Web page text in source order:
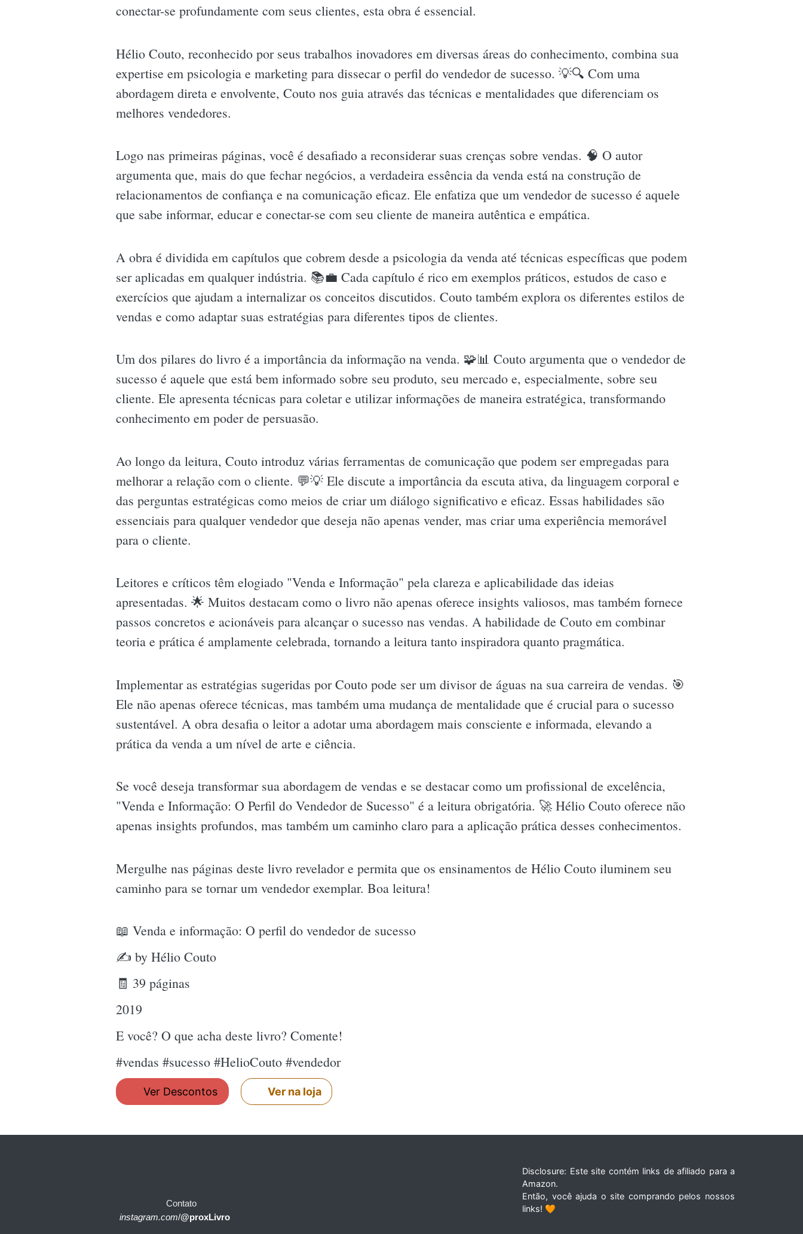
conectar-se profundamente com seus clientes, esta obra é essencial.
Hélio Couto, reconhecido por seus trabalhos inovadores em diversas áreas do conhecimento, combina sua
expertise em psicologia e marketing para dissecar o perfil do vendedor de sucesso. 💡🔍 Com uma
abordagem direta e envolvente, Couto nos guia através das técnicas e mentalidades que diferenciam os
melhores vendedores.
Logo nas primeiras páginas, você é desafiado a reconsiderar suas crenças sobre vendas. 🧠 O autor
argumenta que, mais do que fechar negócios, a verdadeira essência da venda está na construção de
relacionamentos de confiança e na comunicação eficaz. Ele enfatiza que um vendedor de sucesso é aquele
que sabe informar, educar e conectar-se com seu cliente de maneira autêntica e empática.
A obra é dividida em capítulos que cobrem desde a psicologia da venda até técnicas específicas que podem
ser aplicadas em qualquer indústria. 📚💼 Cada capítulo é rico em exemplos práticos, estudos de caso e
exercícios que ajudam a internalizar os conceitos discutidos. Couto também explora os diferentes estilos de
vendas e como adaptar suas estratégias para diferentes tipos de clientes.
Um dos pilares do livro é a importância da informação na venda. 🧩📊 Couto argumenta que o vendedor de
sucesso é aquele que está bem informado sobre seu produto, seu mercado e, especialmente, sobre seu
cliente. Ele apresenta técnicas para coletar e utilizar informações de maneira estratégica, transformando
conhecimento em poder de persuasão.
Ao longo da leitura, Couto introduz várias ferramentas de comunicação que podem ser empregadas para
melhorar a relação com o cliente. 💬💡 Ele discute a importância da escuta ativa, da linguagem corporal e
das perguntas estratégicas como meios de criar um diálogo significativo e eficaz. Essas habilidades são
essenciais para qualquer vendedor que deseja não apenas vender, mas criar uma experiência memorável
para o cliente.
Leitores e críticos têm elogiado "Venda e Informação" pela clareza e aplicabilidade das ideias
apresentadas. 🌟 Muitos destacam como o livro não apenas oferece insights valiosos, mas também fornece
passos concretos e acionáveis para alcançar o sucesso nas vendas. A habilidade de Couto em combinar
teoria e prática é amplamente celebrada, tornando a leitura tanto inspiradora quanto pragmática.
Implementar as estratégias sugeridas por Couto pode ser um divisor de águas na sua carreira de vendas. 🎯
Ele não apenas oferece técnicas, mas também uma mudança de mentalidade que é crucial para o sucesso
sustentável. A obra desafia o leitor a adotar uma abordagem mais consciente e informada, elevando a
prática da venda a um nível de arte e ciência.
Se você deseja transformar sua abordagem de vendas e se destacar como um profissional de excelência,
"Venda e Informação: O Perfil do Vendedor de Sucesso" é a leitura obrigatória. 🚀 Hélio Couto oferece não
apenas insights profundos, mas também um caminho claro para a aplicação prática desses conhecimentos.
Mergulhe nas páginas deste livro revelador e permita que os ensinamentos de Hélio Couto iluminem seu
caminho para se tornar um vendedor exemplar. Boa leitura!
📖 Venda e informação: O perfil do vendedor de sucesso
✍ by Hélio Couto
🧾 39 páginas
2019
E você? O que acha deste livro? Comente!
#vendas #sucesso #HelioCouto #vendedor
Ver Descontos Ver na loja
Contato
instagram.com/@proxLivro
Disclosure: Este site contém links de afiliado para a
Amazon.
Então, você ajuda o site comprando pelos nossos
links! 🧡